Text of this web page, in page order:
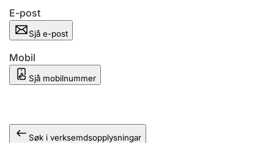
E-post
Sjå e-post
Mobil
Sjå mobilnummer
Søk i verksemdsopplysningar